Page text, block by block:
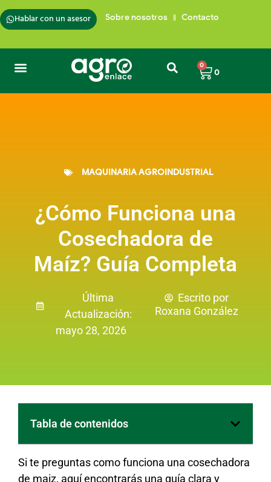
Hablar con un asesor Sobre nosotros Contacto
0
0
MAQUINARIA AGROINDUSTRIAL
¿Cómo Funciona una
Cosechadora de
Maíz? Guía Completa
Última
Actualización:
mayo 28, 2026
Escrito por
Roxana González
Tabla de contenidos
Si te preguntas como funciona una cosechadora
de maiz, aquí encontrarás una guía clara y